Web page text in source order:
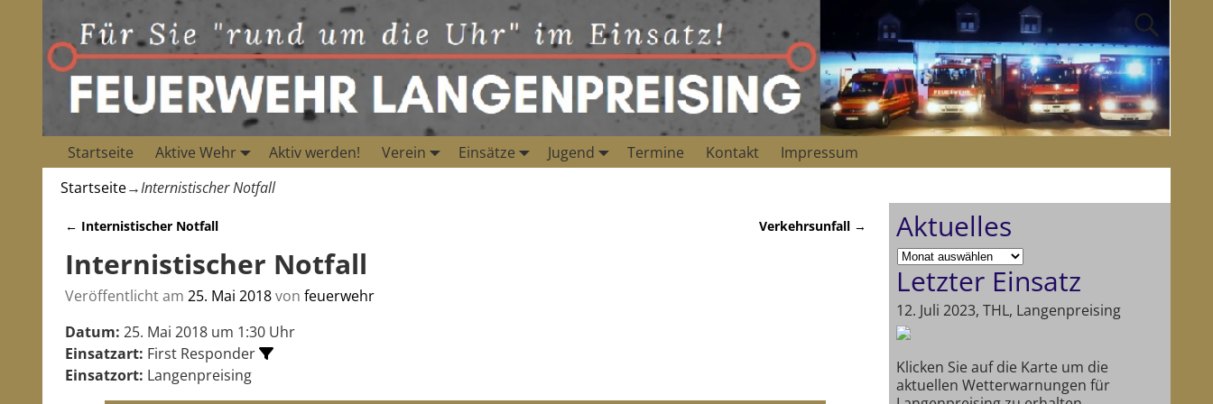
Startseite Aktive Wehr Aktiv werden! Verein Einsätze Jugend Termine Kontakt
Impressum
Startseite→Internistischer Notfall
← Internistischer Notfall Verkehrsunfall →
Internistischer Notfall
Veröffentlicht am 25. Mai 2018von feuerwehr
Datum: 25. Mai 2018 um 1:30 Uhr
Einsatzart: First Responder
Einsatzort: Langenpreising
Aktuelles
Letzter Einsatz
12. Juli 2023, THL, Langenpreising
Klicken Sie auf die Karte um die
aktuellen Wetterwarnungen für